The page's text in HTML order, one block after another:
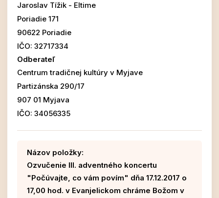
Jaroslav Tížik - Eltime
Poriadie 171
90622 Poriadie
IČO: 32717334
Odberateľ
Centrum tradičnej kultúry v Myjave
Partizánska 290/17
907 01 Myjava
IČO: 34056335
Názov položky:
Ozvučenie III. adventného koncertu
"Počúvajte, co vám povím" dňa 17.12.2017 o
17,00 hod. v Evanjelickom chráme Božom v